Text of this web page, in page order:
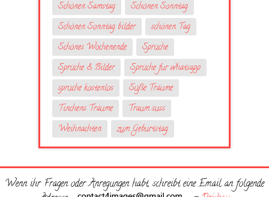
Schönen Samstag
Schönen Sonntag
Schönen Sonntag bilder
schönen Tag
Schönes Wochenende
Sprüche
Sprüche & Bilder
Sprüche fur whatsapp
sprüche kostenlos
Süße Träume
Tinchens Träume
Traum suss
Weihnachten
zum Geburtstag
Wenn ihr Fragen oder Anregungen habt, schreibt eine Email an folgende